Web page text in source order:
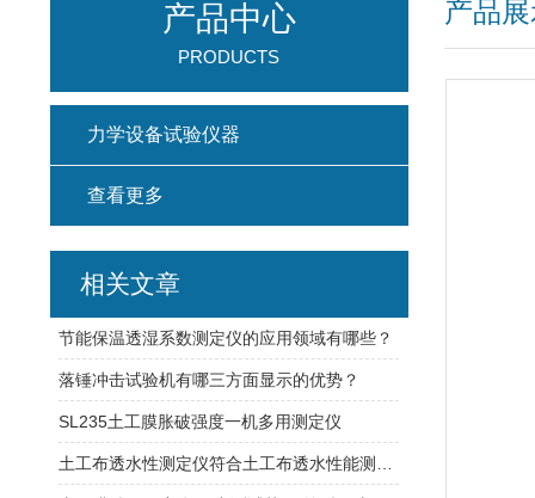
产品
产品中心
PRODUCTS
力学设备试验仪器
查看更多
相关文章
节能保温透湿系数测定仪的应用领域有哪些？
落锤冲击试验机有哪三方面显示的优势？
SL235土工膜胀破强度一机多用测定仪